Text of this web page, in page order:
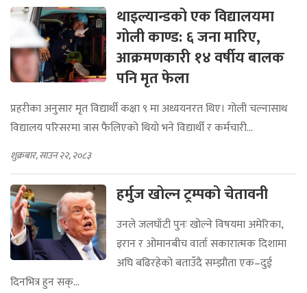
थाइल्यान्डको एक विद्यालयमा
गोली काण्ड: ६ जना मारिए,
आक्रमणकारी १४ वर्षीय बालक
पनि मृत फेला
प्रहरीका अनुसार मृत विद्यार्थी कक्षा ९ मा अध्ययनरत थिए। गोली चल्नासाथ
विद्यालय परिसरमा त्रास फैलिएको थियो भने विद्यार्थी र कर्मचारी...
शुक्रबार, साउन २२, २०८३
हर्मुज खोल्न ट्रम्पको चेतावनी
उनले जलघाँटी पुनः खोल्ने विषयमा अमेरिका,
इरान र ओमानबीच वार्ता सकारात्मक दिशामा
अघि बढिरहेको बताउँदै सम्झौता एक–दुई
दिनभित्र हुन सक्...